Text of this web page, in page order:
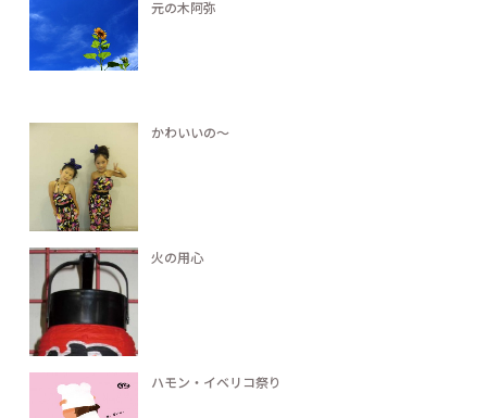
元の木阿弥
かわいいの～
火の用心
ハモン・イベリコ祭り